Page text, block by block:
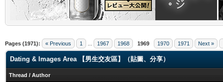
Pages (1971): « Previous 1 1967 1968 1969 1970 1971 Next »
Dating & Images Area 【男生交友區】（貼圖、分享）
Thread / Author